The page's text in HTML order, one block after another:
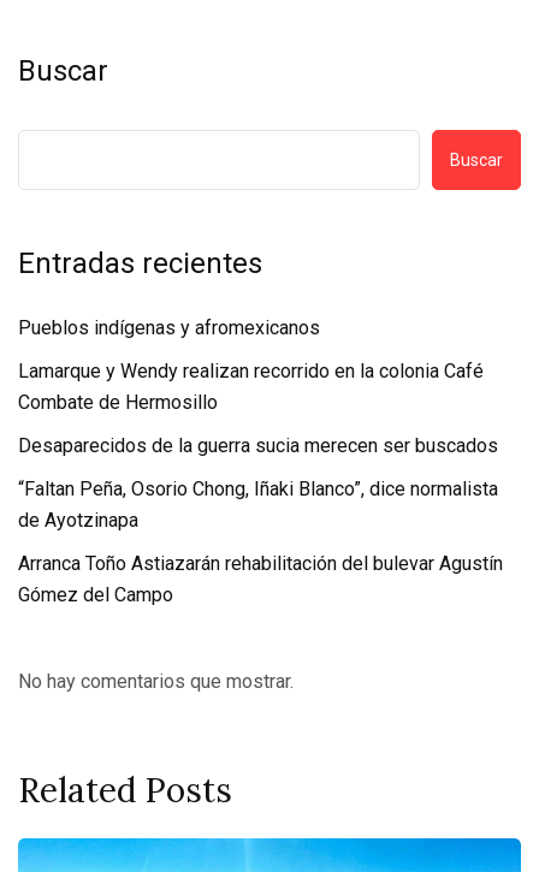
Buscar
Buscar
Entradas recientes
Pueblos indígenas y afromexicanos
Lamarque y Wendy realizan recorrido en la colonia Café
Combate de Hermosillo
Desaparecidos de la guerra sucia merecen ser buscados
“Faltan Peña, Osorio Chong, Iñaki Blanco”, dice normalista
de Ayotzinapa
Arranca Toño Astiazarán rehabilitación del bulevar Agustín
Gómez del Campo
No hay comentarios que mostrar.
Related Posts